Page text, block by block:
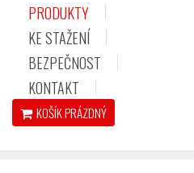
PRODUKTY
KE STAŽENÍ
BEZPEČNOST
KONTAKT
KOŠÍKPRÁZDNÝ